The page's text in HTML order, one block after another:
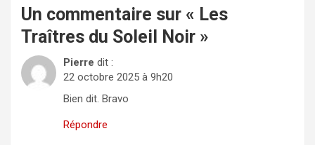
Un commentaire sur « Les
Traîtres du Soleil Noir »
Pierre dit :
22 octobre 2025 à 9h20
Bien dit. Bravo
Répondre